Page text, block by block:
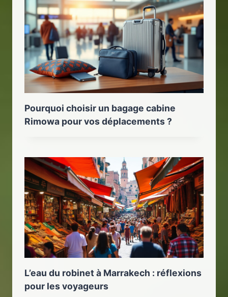
Pourquoi choisir un bagage cabine
Rimowa pour vos déplacements ?
L’eau du robinet à Marrakech : réflexions
pour les voyageurs